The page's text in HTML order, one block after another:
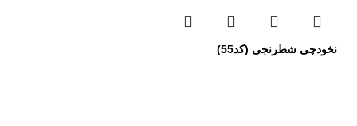
نخودچی شطرنجی (کد55)